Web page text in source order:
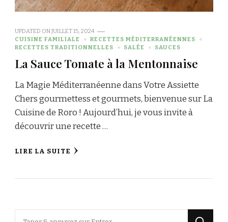
UPDATED ONJUILLET 15, 2024
CUISINE FAMILIALE
RECETTES MÉDITERRANÉENNES
RECETTES TRADITIONNELLES
SALÉE SAUCES
La Sauce Tomate à la Mentonnaise
La Magie Méditerranéenne dans Votre Assiette
Chers gourmettess et gourmets, bienvenue sur La
Cuisine de Roro ! Aujourd’hui, je vous invite à
découvrir une recette …
LIRE LA SUITE